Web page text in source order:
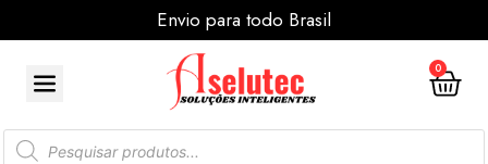
Envio para todo Brasil
0